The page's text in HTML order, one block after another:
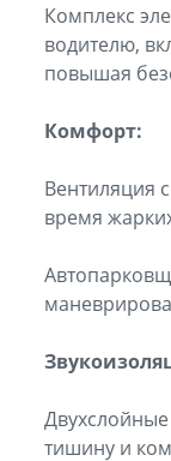
Комплекс
водителю,
повышая
Комфорт:
Вентиляция
время
Двухслойные
тишину и